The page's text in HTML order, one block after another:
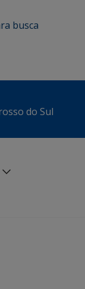
busca
do Sul